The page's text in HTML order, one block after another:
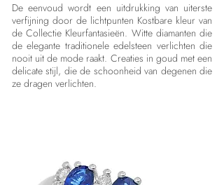
De eenvoud wordt een uitdrukking van uiterste
verfijning door de lichtpunten Kostbare kleur van
de Collectie Kleurfantasieën. Witte diamanten die
de elegante traditionele edelsteen verlichten die
nooit uit de mode raakt. Creaties in goud met een
delicate stijl, die de schoonheid van degenen die
ze dragen verlichten.